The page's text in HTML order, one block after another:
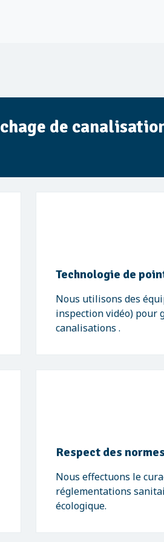
de
Technologie de
Nous utilisons des
inspection vidéo) pour
canalisations .
Respect des
Nous effectuons le
réglementations
écologique.